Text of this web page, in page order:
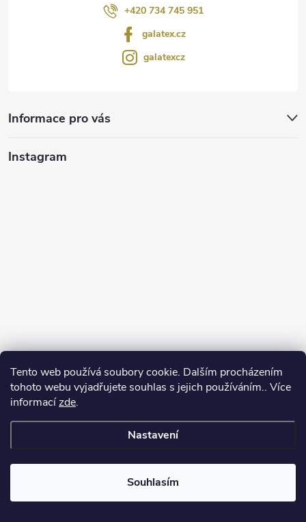
Tento web používá soubory cookie. Dalším procházením
tohoto webu vyjadřujete souhlas s jejich používáním.. Více
informacízde.
Nastavení
Souhlasím
+420 734 745 951
galatex.cz
galatexcz
Informace pro vás
Instagram
Sledovat na Instagramu
Copyright 2026
cookies